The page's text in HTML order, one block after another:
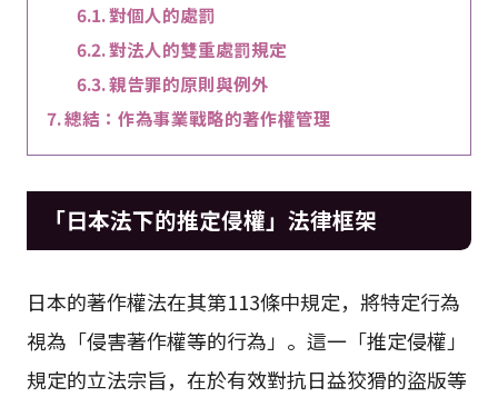
對個人的處罰
對法人的雙重處罰規定
親告罪的原則與例外
總結：作為事業戰略的著作權管理
「日本法下的推定侵權」法律框架
日本的著作權法在其第113條中規定，將特定行為
視為「侵害著作權等的行為」。這一「推定侵權」
規定的立法宗旨，在於有效對抗日益狡猾的盜版等